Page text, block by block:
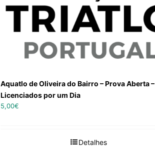
Aquatlo de Oliveira do Bairro – Prova Aberta –
Licenciados por um Dia
5,00€
Detalhes